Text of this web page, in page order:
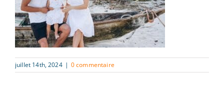
juillet 14th, 2024 | 0 commentaire